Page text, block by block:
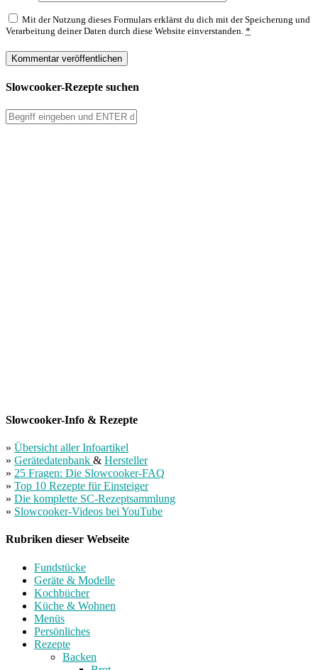
Mit der Nutzung dieses Formulars erklärst du dich mit der Speicherung und
Verarbeitung deiner Daten durch diese Website einverstanden. *
Slowcooker-Rezepte suchen
Slowcooker-Info & Rezepte
» Übersicht aller Infoartikel
» Gerätedatenbank & Hersteller
» 25 Fragen: Die Slowcooker-FAQ
» Top 10 Rezepte für Einsteiger
» Die komplette SC-Rezeptsammlung
» Slowcooker-Videos bei YouTube
Rubriken dieser Webseite
Fundstücke
Geräte & Modelle
Kochbücher
Küche & Wohnen
Menüs
Persönliches
Rezepte
Backen